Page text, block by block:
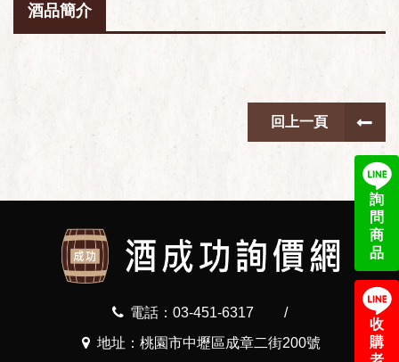
詢
問
商
品
收
購
酒品簡介
回上一頁
電話：03-451-6317
/
地址：桃園市中壢區成章二街200號